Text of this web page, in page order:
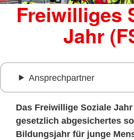
Freiwilliges
Jahr
Ansprechpartner
Das Freiwillige Soziale
gesetzlich abgesichertes
Bildungsjahr für junge